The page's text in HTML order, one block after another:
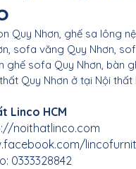
thất Trà Vinh
Tiền Giang
Thái Bình
Quy Nhơn, ghế sa lông
sofa văng Quy Nhơn,
sofa Quy Nhơn, bàn
Quy Nhơn ở tại Nội thất
Linco HCM
noithatlinco.com
0333328842